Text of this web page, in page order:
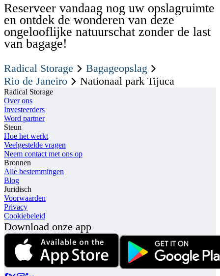
Reserveer vandaag nog uw opslagruimte
en ontdek de wonderen van deze
ongelooflijke natuurschat zonder de last
van bagage!
Radical Storage
Bagageopslag
Rio de Janeiro
Nationaal park Tijuca
Radical Storage
Over ons
Investeerders
Word partner
Steun
Hoe het werkt
Veelgestelde vragen
Neem contact met ons op
Bronnen
Alle bestemmingen
Blog
Juridisch
Voorwaarden
Privacy
Cookiebeleid
Download onze app